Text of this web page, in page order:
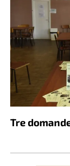
Tre